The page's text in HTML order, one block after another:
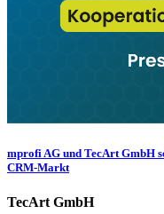
mprofi AG und TecArt GmbH
CRM-Markt
TecArt GmbH